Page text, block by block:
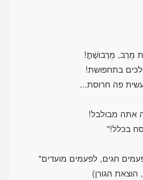
חגים, לפעמים מועדים"